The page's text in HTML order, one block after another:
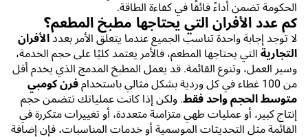
الحكومة تضمن أداءً فائقًا في كفاءة الطاقة.
كم عدد الأفران التي يحتاجها مطبخ المطعم؟
لا توجد إجابة واحدة تناسب الجميع عندما يتعلق الأمر بعدد الأفران
التجارية التي يحتاجها المطعم، فالأمر يعتمد كليًا على حجم الخدمة،
وسير العمل، وتنوع القائمة. قد يعمل المطبخ المدمج الذي يخدم أقل
من 100 غطاء في كل وردية بشكل مثالي باستخدام
فرن كومبي
متوسط الحجم واحد فقط. ولكن إذا كانت عملياتك تتضمن حجم
إنتاج كبير، أو عمليات طهي متزامنة متعددة، أو تغييرات متكررة في
القائمة مثل التحديثات الموسمية أو خدمات المناسبات، فإن إضافة